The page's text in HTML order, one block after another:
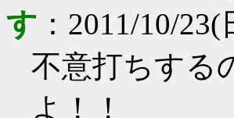
す ： 2011/10/23(
不意打ちする
よ！！